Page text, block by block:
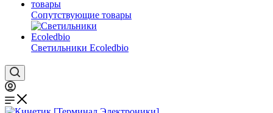
Сопутствующие товары
Светильники Ecoledbio